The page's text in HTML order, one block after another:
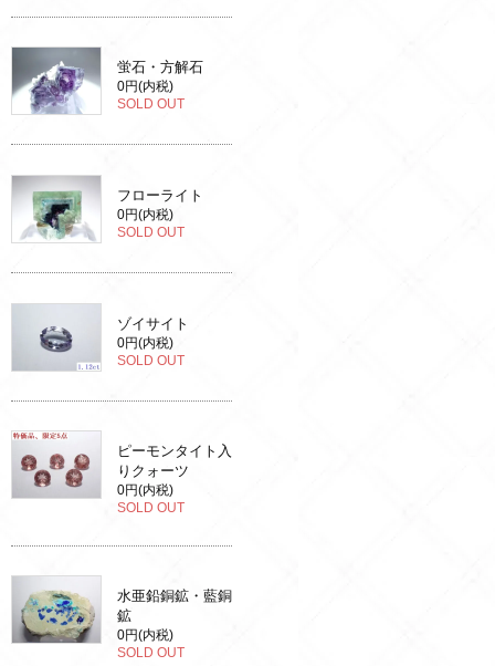
蛍石・方解石
0円(内税)
SOLD OUT
フローライト
0円(内税)
SOLD OUT
ゾイサイト
0円(内税)
SOLD OUT
ピーモンタイト入
りクォーツ
0円(内税)
SOLD OUT
水亜鉛銅鉱・藍銅
鉱
0円(内税)
SOLD OUT